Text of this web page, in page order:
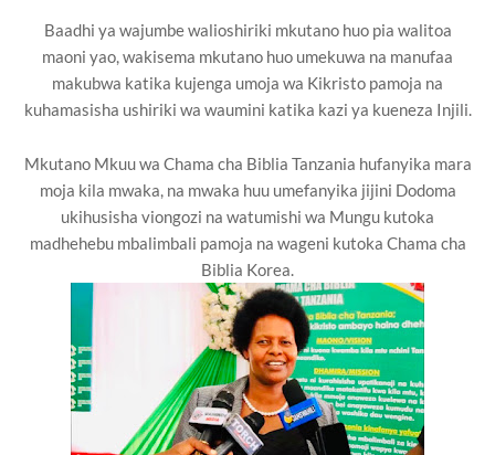
Baadhi ya wajumbe walioshiriki mkutano huo pia walitoa
maoni yao, wakisema mkutano huo umekuwa na manufaa
makubwa katika kujenga umoja wa Kikristo pamoja na
kuhamasisha ushiriki wa waumini katika kazi ya kueneza Injili.
Mkutano Mkuu wa Chama cha Biblia Tanzania hufanyika mara
moja kila mwaka, na mwaka huu umefanyika jijini Dodoma
ukihusisha viongozi na watumishi wa Mungu kutoka
madhehebu mbalimbali pamoja na wageni kutoka Chama cha
Biblia Korea.